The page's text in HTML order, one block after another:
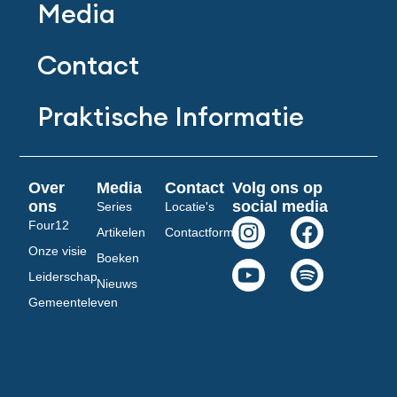
Media
Contact
Praktische Informatie
Over
ons
Four12
Onze visie
Leiderschap
Gemeenteleven
Media
Series
Artikelen
Boeken
Nieuws
Contact
Locatie's
Contactformulier
Volg ons op
social media
I
n
s
t
F
a
c
e
Y
o
u
t
S
p
o
t